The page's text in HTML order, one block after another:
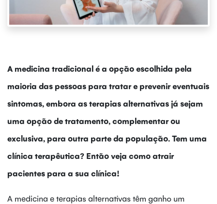
A medicina tradicional é a opção escolhida pela
maioria das pessoas para tratar e prevenir eventuais
sintomas, embora as terapias alternativas já sejam
uma opção de tratamento, complementar ou
exclusiva, para outra parte da população. Tem uma
clínica terapêutica? Então veja como atrair
pacientes para a sua clínica!
A medicina e terapias alternativas têm ganho um